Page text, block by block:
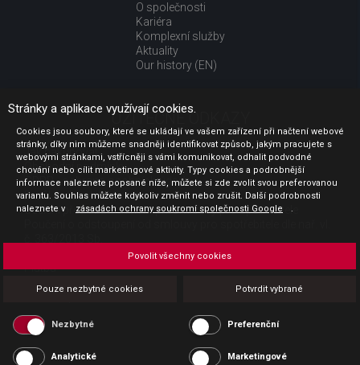
O společnosti
Kariéra
Komplexní služby
Aktuality
Our history (EN)
UŽITEČNÉ ODKAZY
Jak nakupovat
Obchodní podmínky
GDPR - ochrana osobních údajů
Profil zadavatele
Sdělení před uzavřením kupní smlouvy pro spotřebitele
Platba
Povinná publicita
Stránky a aplikace využívají cookies.
Cookies jsou soubory, které se ukládají ve vašem zařízení při načtení webové
stránky, díky nim můžeme snadněji identifikovat způsob, jakým pracujete s
webovými stránkami, vstřícněji s vámi komunikovat, odhalit podvodné
chování nebo cílit marketingové aktivity. Typy cookies a podrobnější
informace naleznete popsané níže, můžete si zde zvolit svou preferovanou
variantu. Souhlas můžete kdykoliv změnit nebo zrušit. Další podrobnosti
naleznete v
zásadách ochrany soukromí společnosti Google .
Pouze nezbytné cookies Potvrdit vybrané
Povolit všechny cookies
Nezbytné Preferenční
Analytické Marketingové